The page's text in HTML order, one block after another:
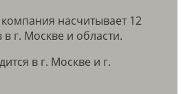
насчитывает 12
г. Москве и области.
в г. Москве и г.